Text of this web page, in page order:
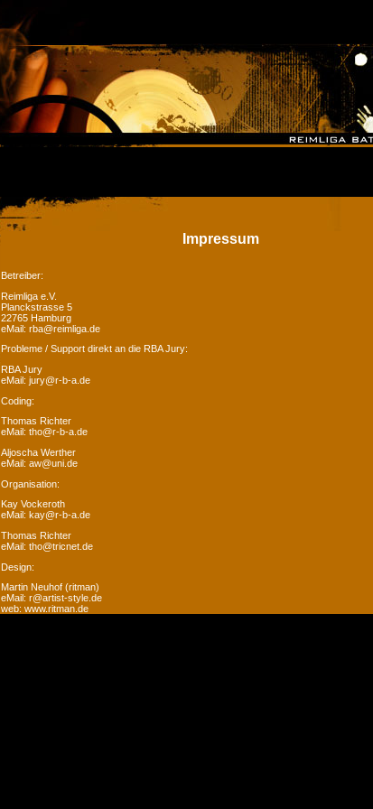
Impressum
Betreiber:
Reimliga e.V.
Planckstrasse 5
22765 Hamburg
eMail: rba@reimliga.de
Probleme / Support direkt an die RBA Jury:
RBA Jury
eMail: jury@r-b-a.de
Coding:
Thomas Richter
eMail: tho@r-b-a.de
Aljoscha Werther
eMail: aw@uni.de
Organisation:
Kay Vockeroth
eMail: kay@r-b-a.de
Thomas Richter
eMail: tho@tricnet.de
Design:
Martin Neuhof (ritman)
eMail: r@artist-style.de
web: www.ritman.de